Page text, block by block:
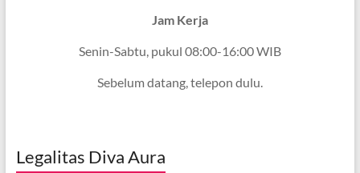
Jam Kerja
Senin-Sabtu, pukul 08:00-16:00 WIB
Sebelum datang, telepon dulu.
Legalitas Diva Aura